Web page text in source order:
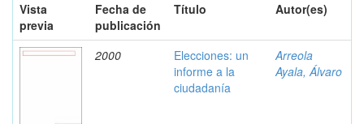
Vista
previa
Fecha de
publicación
Título Autor(es)
2000
Elecciones: un
informe a la
ciudadanía
Arreola
Ayala, Álvaro